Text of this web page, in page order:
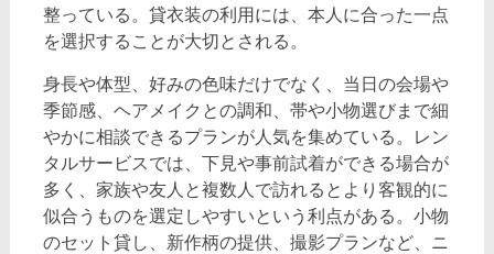
整っている。貸衣装の利用には、本人に合った一点
を選択することが大切とされる。
身長や体型、好みの色味だけでなく、当日の会場や
季節感、ヘアメイクとの調和、帯や小物選びまで細
やかに相談できるプランが人気を集めている。レン
タルサービスでは、下見や事前試着ができる場合が
多く、家族や友人と複数人で訪れるとより客観的に
似合うものを選定しやすいという利点がある。小物
のセット貸し、新作柄の提供、撮影プランなど、ニ